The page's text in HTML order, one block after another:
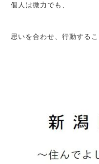
個人は微力でも、
思いを合わせ、行動する